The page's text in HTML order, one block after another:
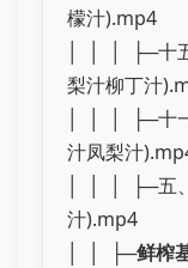
檬汁).mp4
│ │ │ ├─十
梨汁柳丁汁
│ │ │ ├─十
汁凤梨汁
│ │ │ ├─五
汁).mp4
│ │ ├─鲜榨